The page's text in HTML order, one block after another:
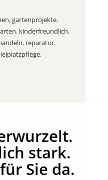
,gartenprojekte,
, kinderfreundlich,
, reparatur,
,
stark.
Sie da.